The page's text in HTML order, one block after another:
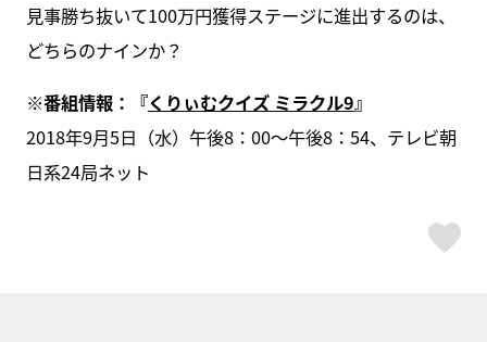
見事勝ち抜いて100万円獲得ステージに進出するのは、
どちらのナインか？
※番組情報：『くりぃむクイズ ミラクル9』
2018年9月5日（水）午後8：00～午後8：54、テレビ朝
日系24局ネット